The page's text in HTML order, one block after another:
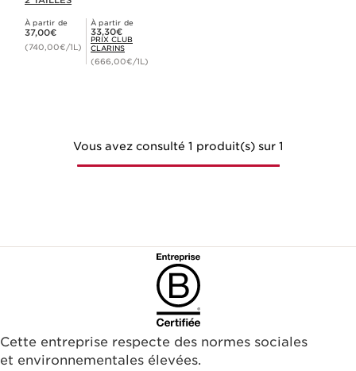
À partir de
Nouveau prix 37,00€
37,00€
(740,00€/1L)
À partir de
Prix Club Clarins 33,30€
33,30€
PRIX CLUB
CLARINS
(666,00€/1L)
Vous avez consulté 1 produit(s) sur 1
Cette entreprise respecte des normes sociales
et environnementales élevées.